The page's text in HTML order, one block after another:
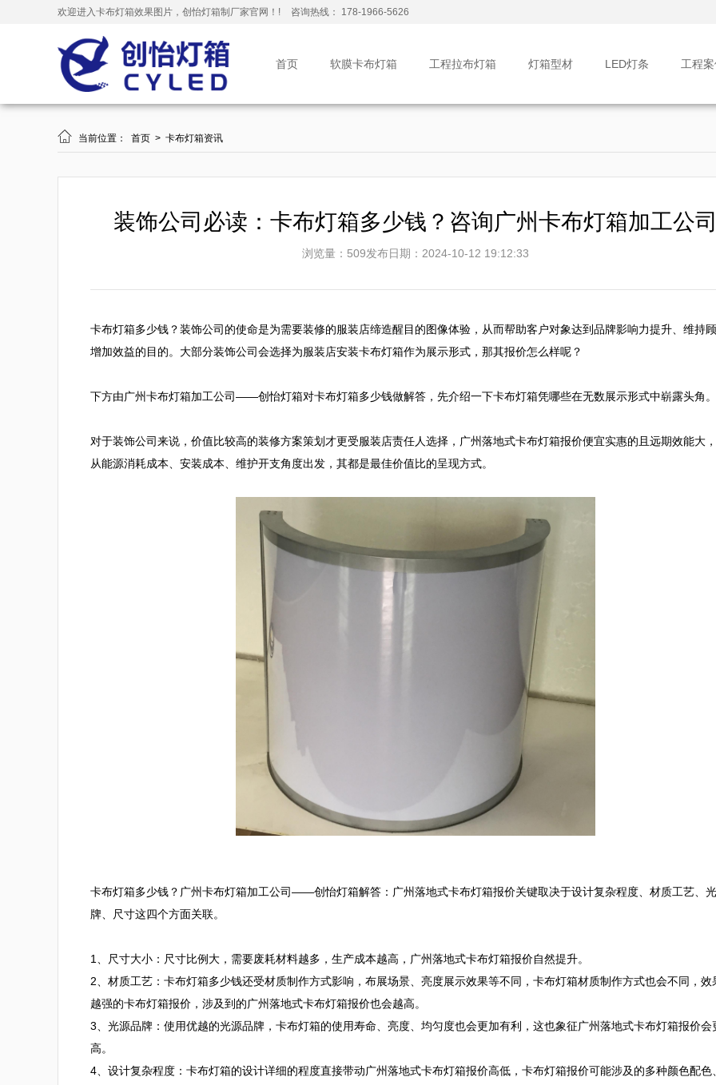
欢迎进入卡布灯箱效果图片，创怡灯箱制厂家官网！! 咨询热线： 178-1966-5626
首页 软膜卡布灯箱 工程拉布灯箱 灯箱型材 LED灯条 工程
 当前位置： 首页 > 卡布灯箱资讯
装饰公司必读：卡布灯箱多少钱？咨询广州卡布灯箱加工公
浏览量：509发布日期：2024-10-12 19:12:33
卡布灯箱多少钱？装饰公司的使命是为需要装修的服装店缔造醒目的图像体验，从而帮助客户对象达到品牌影响力提升、维持
增加效益的目的。大部分装饰公司会选择为服装店安装卡布灯箱作为展示形式，那其报价怎么样呢？
下方由广州卡布灯箱加工公司——创怡灯箱对卡布灯箱多少钱做解答，先介绍一下卡布灯箱凭哪些在无数展示形式中崭露头角。
对于装饰公司来说，价值比较高的装修方案策划才更受服装店责任人选择，广州落地式卡布灯箱报价便宜实惠的且远期效能大
从能源消耗成本、安装成本、维护开支角度出发，其都是最佳价值比的呈现方式。
卡布灯箱多少钱？广州卡布灯箱加工公司——创怡灯箱解答：广州落地式卡布灯箱报价关键取决于设计复杂程度、材质工艺、
牌、尺寸这四个方面关联。
1、尺寸大小：尺寸比例大，需要废耗材料越多，生产成本越高，广州落地式卡布灯箱报价自然提升。
2、材质工艺：卡布灯箱多少钱还受材质制作方式影响，布展场景、亮度展示效果等不同，卡布灯箱材质制作方式也会不同，效
越强的卡布灯箱报价，涉及到的广州落地式卡布灯箱报价也会越高。
3、光源品牌：使用优越的光源品牌，卡布灯箱的使用寿命、亮度、均匀度也会更加有利，这也象征广州落地式卡布灯箱报价会
高。
4、设计复杂程度：卡布灯箱的设计详细的程度直接带动广州落地式卡布灯箱报价高低，卡布灯箱报价可能涉及的多种颜色配色